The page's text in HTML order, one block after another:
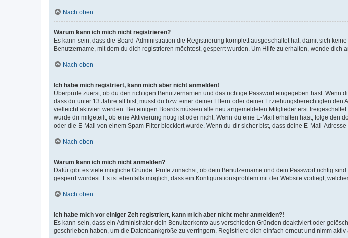
Nach oben
Warum kann ich mich nicht registrieren?
Es kann sein, dass die Board-Administration die Registrierung komplett ausgeschaltet hat, damit sich
Benutzername, mit dem du dich registrieren möchtest, gesperrt wurden. Um Hilfe zu erhalten, wende dich
Nach oben
Ich habe mich registriert, kann mich aber nicht anmelden!
Überprüfe zuerst, ob du den richtigen Benutzernamen und das richtige Passwort eingegeben hast. Wenn
dass du unter 13 Jahre alt bist, musst du bzw. einer deiner Eltern oder deiner Erziehungsberechtigten
vielleicht aktiviert werden. Bei einigen Boards müssen alle neu angemeldeten Mitglieder erst
wurde dir mitgeteilt, ob eine Aktivierung nötig ist oder nicht. Wenn du eine E-Mail erhalten hast, folge
oder die E-Mail von einem Spam-Filter blockiert wurde. Wenn du dir sicher bist, dass deine E-Mail-
Nach oben
Warum kann ich mich nicht anmelden?
Dafür gibt es viele mögliche Gründe. Prüfe zunächst, ob dein Benutzername und dein Passwort richtig
gesperrt wurdest. Es ist ebenfalls möglich, dass ein Konfigurationsproblem mit der Website vorliegt,
Nach oben
Ich habe mich vor einiger Zeit registriert, kann mich aber nicht mehr anmelden?!
Es kann sein, dass ein Administrator dein Benutzerkonto aus verschieden Gründen deaktiviert oder
geschrieben haben, um die Datenbankgröße zu verringern. Registriere dich einfach erneut und nimm